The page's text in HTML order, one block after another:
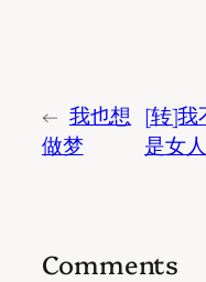
← 我也想
做梦
[转]我
是女人
Comments